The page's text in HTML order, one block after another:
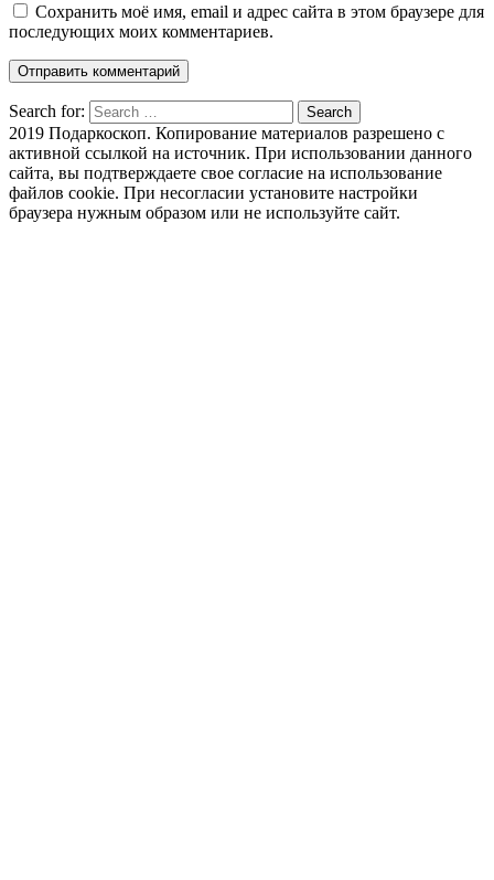
Сохранить моё имя, email и адрес сайта в этом браузере для
последующих моих комментариев.
Search for: Search
2019 Подаркоскоп. Копирование материалов разрешено с
активной ссылкой на источник. При использовании данного
сайта, вы подтверждаете свое согласие на использование
файлов cookie. При несогласии установите настройки
браузера нужным образом или не используйте сайт.